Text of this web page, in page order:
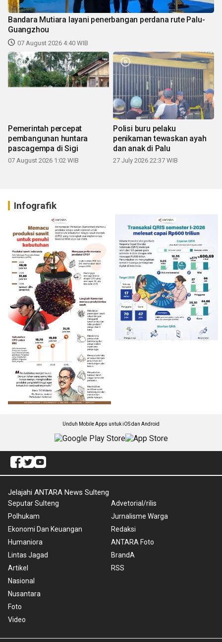
Bandara Mutiara layani penerbangan perdana rute Palu-
Guangzhou
07 August 2026 4:40 WIB
Pemerintah percepat
pembangunan huntara
pascagempa di Sigi
07 August 2026 1:02 WIB
Polisi buru pelaku
penikaman tewaskan ayah
dan anak di Palu
27 July 2026 22:37 WIB
Infografik
Unduh Mobile Apps untuk iOS dan Android
Jelajahi ANTARA News Sulteng
Seputar Sulteng
Polhukam
Ekonomi Dan Keuangan
Humaniora
Lintas Jagad
Artikel
Nasional
Nusantara
Foto
Video
Advetorial/rilis
Jurnalisme Warga
Redaksi
ANTARA Foto
BrandA
RSS